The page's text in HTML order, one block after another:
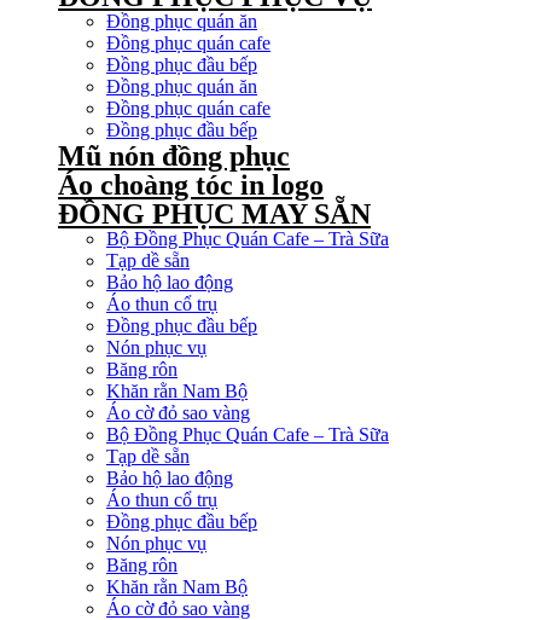
Đồng phục quán ăn
Đồng phục quán cafe
Đồng phục đầu bếp
Đồng phục quán ăn
Đồng phục quán cafe
Đồng phục đầu bếp
Mũ nón đồng phục
Áo choàng tóc in logo
ĐỒNG PHỤC MAY SẴN
Bộ Đồng Phục Quán Cafe – Trà Sữa
Tạp dề sẵn
Bảo hộ lao động
Áo thun cổ trụ
Đồng phục đầu bếp
Nón phục vụ
Băng rôn
Khăn rằn Nam Bộ
Áo cờ đỏ sao vàng
Bộ Đồng Phục Quán Cafe – Trà Sữa
Tạp dề sẵn
Bảo hộ lao động
Áo thun cổ trụ
Đồng phục đầu bếp
Nón phục vụ
Băng rôn
Khăn rằn Nam Bộ
Áo cờ đỏ sao vàng